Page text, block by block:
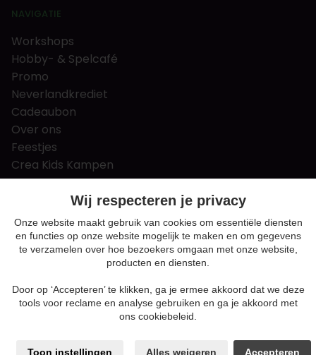
NAVIGATIE
Workshops
Hobby- & Spelcafé
Promo
Neverlandkrediet
Cadeaubon
Over ons
Feestjes
Crea Kids Kampen
FAQ
Tips & tricks
Contact
Nieuws & Vacatures
Algemene voorwaarden
Privacy en cookie policy
Sitemap
Wij respecteren je privacy
Onze website maakt gebruik van cookies om essentiële diensten
en functies op onze website mogelijk te maken en om gegevens
te verzamelen over hoe bezoekers omgaan met onze website,
producten en diensten.
Door op ‘Accepteren’ te klikken, ga je ermee akkoord dat we deze
tools voor reclame en analyse gebruiken en ga je akkoord met
ons cookiebeleid.
Toon instellingen Alles weigeren Accepteren